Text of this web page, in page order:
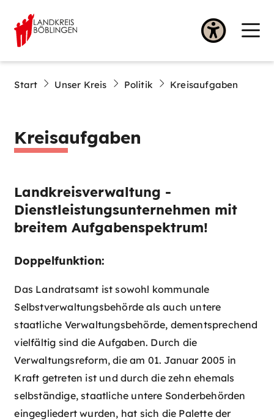
Start Unser Kreis Politik Kreisaufgaben
Kreisaufgaben
Landkreisverwaltung -
Dienstleistungsunternehmen mit
breitem Aufgabenspektrum!
Doppelfunktion:
Das Landratsamt ist sowohl kommunale
Selbstverwaltungsbehörde als auch untere
staatliche Verwaltungsbehörde, dementsprechend
vielfältig sind die Aufgaben. Durch die
Verwaltungsreform, die am 01. Januar 2005 in
Kraft getreten ist und durch die zehn ehemals
selbständige, staatliche untere Sonderbehörden
eingegliedert wurden, hat sich die Palette der